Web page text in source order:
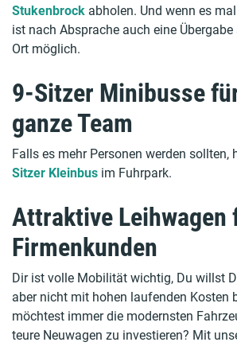
Stukenbrock abholen. Und wenn es
ist nach Absprache auch eine
Ort möglich.
9-Sitzer Minibusse
ganze Team
Falls es mehr Personen werden sollten,
Sitzer Kleinbus im Fuhrpark.
Attraktive Leihwagen
Firmenkunden
Dir ist volle Mobilität wichtig, Du willst
aber nicht mit hohen laufenden Kosten
möchtest immer die modernsten
teure Neuwagen zu investieren? Mit